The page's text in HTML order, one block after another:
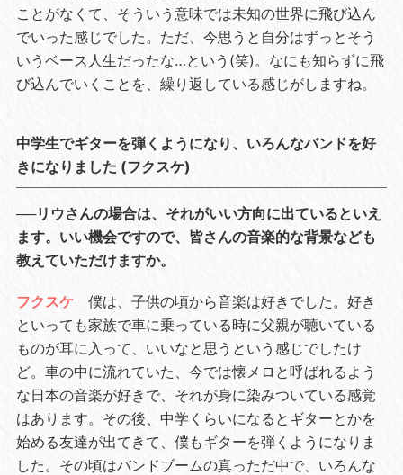
ことがなくて、そういう意味では未知の世界に飛び込ん
でいった感じでした。ただ、今思うと自分はずっとそう
いうベース人生だったな…という(笑)。なにも知らずに飛
び込んでいくことを、繰り返している感じがしますね。
中学生でギターを弾くようになり、いろんなバンドを好
きになりました (フクスケ)
──リウさんの場合は、それがいい方向に出ているといえ
ます。いい機会ですので、皆さんの音楽的な背景なども
教えていただけますか。
フクスケ
僕は、子供の頃から音楽は好きでした。好き
といっても家族で車に乗っている時に父親が聴いている
ものが耳に入って、いいなと思うという感じでしたけ
ど。車の中に流れていた、今では懐メロと呼ばれるよう
な日本の音楽が好きで、それが身に染みついている感覚
はあります。その後、中学くらいになるとギターとかを
始める友達が出てきて、僕もギターを弾くようになりま
した。その頃はバンドブームの真っただ中で、いろんな